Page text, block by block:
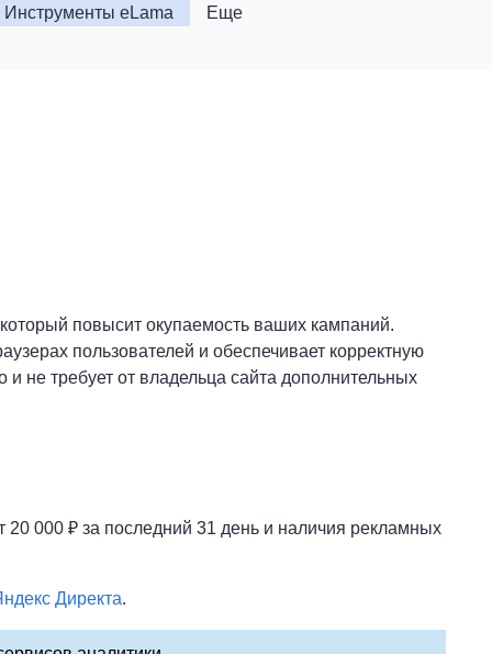
Инструменты eLama Еще
повысит окупаемость ваших кампаний.
пользователей и обеспечивает корректную
не требует от владельца сайта дополнительных
000 ₽ за последний 31 день и наличия рекламных
Директа.